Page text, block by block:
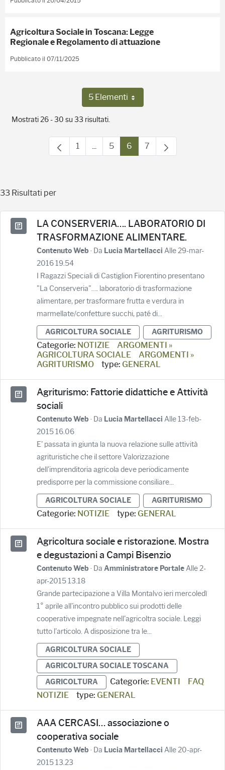
Agricoltura Sociale in Toscana: Legge
Regionale e Regolamento di attuazione
Pubblicato il 07/11/2025
5 ElementiPer pagina
Mostrati 26 - 30 su 33 risultati.
Pagina
1 ...Pagine intermedie Use TAB to
Pagina
5 Pagina
6 Pagina
7
33 Risultati per
LA CONSERVERIA…. LABORATORIO DI
TRASFORMAZIONE ALIMENTARE.
Contenuto Web · Da Lucia Martellacci Alle 29-mar-
2016 19.54
I Ragazzi Speciali di Castiglion Fiorentino presentano
"La Conserveria"…. laboratorio di trasformazione
alimentare, per trasformare frutta e verdura in
marmellate/confetture succhi, paté di...
AGRICOLTURA SOCIALE AGRITURISMO
Categorie: NOTIZIE
ARGOMENTI »
AGRICOLTURA SOCIALE
ARGOMENTI »
AGRITURISMO
type: GENERAL
Agriturismo: Fattorie didattiche e Attività
sociali
Contenuto Web · Da Lucia Martellacci Alle 13-feb-
2015 16.06
E' passata in giunta la nuova relazione sulle attività
agrituristiche che il settore Valorizzazione
dell'imprenditoria agricola deve periodicamente
predisporre per la commissione consiliare...
AGRICOLTURA SOCIALE AGRITURISMO
Categorie: NOTIZIE type: GENERAL
Agricoltura sociale e ristorazione. Mostra
e degustazioni a Campi Bisenzio
Contenuto Web · Da Amministratore PortaleAlle 2-
apr-2015 13.18
Grande partecipazione a Villa Montalvo ieri mercoledì
1° aprile all'incontro pubblico sui prodotti delle
cooperative impegnate nell'agricoltra sociale. Leggi
tutto l'articolo. A disposizione tra le...
AGRICOLTURA SOCIALE
AGRICOLTURA SOCIALE TOSCANA
AGRICOLTURA
Categorie: EVENTI
FAQ
NOTIZIE
type: GENERAL
AAA CERCASI… associazione o
cooperativa sociale
Contenuto Web · Da Lucia Martellacci Alle 20-apr-
2015 13.23